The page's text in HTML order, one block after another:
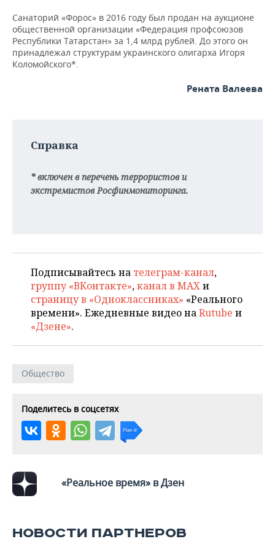
Санаторий «Форос» в 2016 году был продан на аукционе
общественной организации «Федерация профсоюзов
Республики Татарстан» за 1,4 млрд рублей. До этого он
принадлежал структурам украинского олигарха Игоря
Коломойского*.
Рената Валеева
Справка
* включен в перечень террористов и
экстремистов Росфинмониторинга.
Подписывайтесь на телеграм-канал,
группу «ВКонтакте»,канал в MAXи
страницу в «Одноклассниках» «Реального
времени». Ежедневные видео наRutube и
«Дзене».
Общество
Поделитесь в соцсетях
«Реальное время» в Дзен
НОВОСТИ ПАРТНЕРОВ